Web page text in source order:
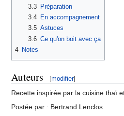
3.3
Préparation
3.4
En accompagnement
3.5 Astuces
3.6 Ce qu'on boit avec ça
4 Notes
Auteurs [modifier]
Recette inspirée par la cuisine thaï
Postée par : Bertrand Lenclos.